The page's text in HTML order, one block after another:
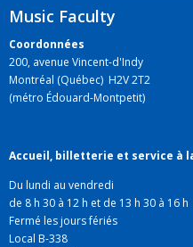
Music Faculty
Coordonnées
200, avenue Vincent-d'Indy
Montréal (Québec) H2V 2T2
(métro Édouard-Montpetit)
Accueil, billetterie et service à
Du lundi au vendredi
de 8 h 30 à 12 h et de 13 h 30 à 16 h
Fermé les jours fériés
Local B-338